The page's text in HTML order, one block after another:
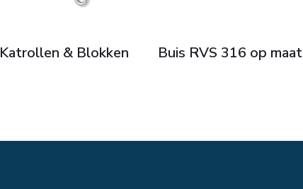
Katrollen & Blokken Buis RVS 316 op maat